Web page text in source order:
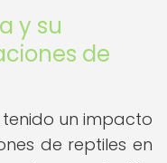
y su
de
un impacto
de reptiles en